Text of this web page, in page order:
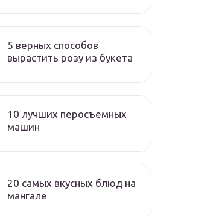
5 верных способов
вырастить розу из букета
10 лучших перосъемных
машин
20 самых вкусных блюд на
мангале